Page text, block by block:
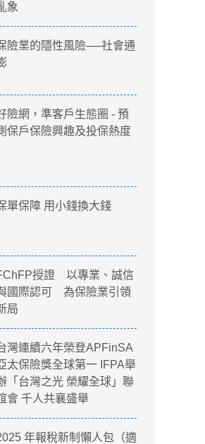
象
險業的隱性風險──社會通
險網，準客戶生態圈 - 預
保戶保險興趣及投保熱度
單保障 用小錢換大錢
授證 以專業、誠信
國際認可 為保險業引領
局
灣連續六年榮登APFinSA
太保險獎全球第一 IFPA舉
「台灣之光 榮耀全球」聯
會 千人共襄盛舉
年報稅新制懶人包（適